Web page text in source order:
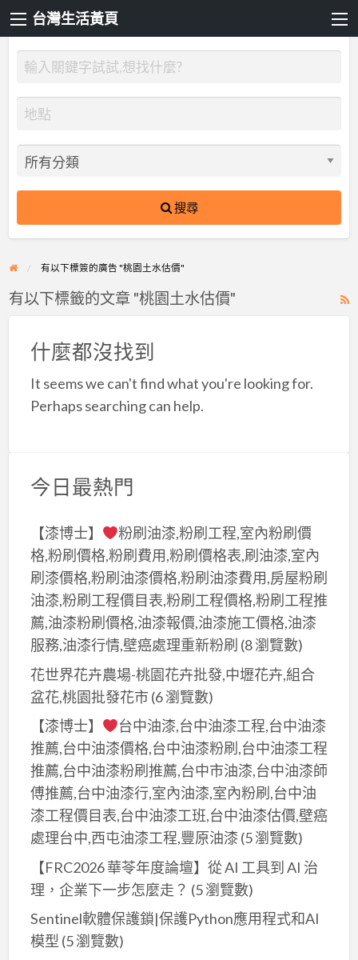
台灣生活黃頁
搜尋
有以下標簽的廣告 "桃園土水估價"
有以下標籤的文章 "桃園土水估價"
什麼都沒找到
It seems we can't find what you're looking for.
Perhaps searching can help.
今日最熱門
【漆博士】
粉刷油漆,粉刷工程,室內粉刷價
格,粉刷價格,粉刷費用,粉刷價格表,刷油漆,室內
刷漆價格,粉刷油漆價格,粉刷油漆費用,房屋粉刷
油漆,粉刷工程價目表,粉刷工程價格,粉刷工程推
薦,油漆粉刷價格,油漆報價,油漆施工價格,油漆
服務,油漆行情,壁癌處理重新粉刷 (8 瀏覽數)
花世界花卉農場-桃園花卉批發,中壢花卉,組合
盆花,桃園批發花市(6 瀏覽數)
【漆博士】
台中油漆,台中油漆工程,台中油漆
推薦,台中油漆價格,台中油漆粉刷,台中油漆工程
推薦,台中油漆粉刷推薦,台中市油漆,台中油漆師
傅推薦,台中油漆行,室內油漆,室內粉刷,台中油
漆工程價目表,台中油漆工班,台中油漆估價,壁癌
處理台中,西屯油漆工程,豐原油漆(5 瀏覽數)
【FRC2026 華苓年度論壇】從 AI 工具到 AI 治
理，企業下一步怎麼走？ (5 瀏覽數)
Sentinel軟體保護鎖|保護Python應用程式和AI
模型 (5 瀏覽數)